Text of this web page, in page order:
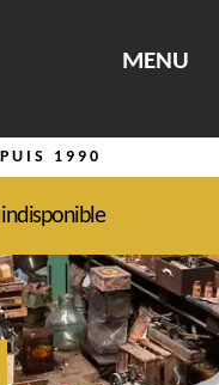
MENU
1990
indisponible